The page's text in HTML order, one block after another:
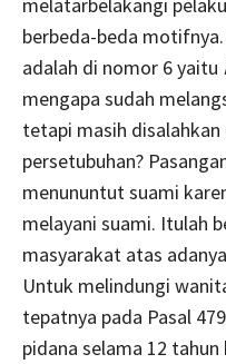
berbeda-beda
adalah di nomor 6 yaitu
mengapa sudah
tetapi masih
persetubuhan?
menununtut suami
melayani suami. Itulah
masyarakat atas
Untuk melindungi
tepatnya pada Pasal
pidana selama 12